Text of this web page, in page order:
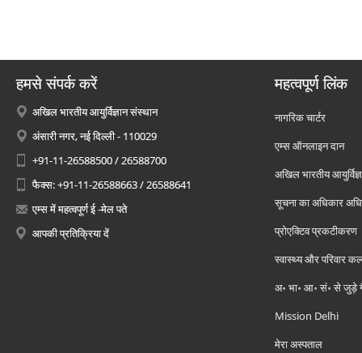
हमसे संपर्क करें
अखिल भारतीय आयुर्विज्ञान संस्थान
अंसारी नगर, नई दिल्ली - 110029
+91-11-26588500 / 26588700
फैक्स: +91-11-26588663 / 26588641
एम्स में महत्वपूर्ण ई -मेल पते
आपकी प्रतिक्रिया दें
महत्वपूर्ण लिंक
नागरिक चार्टर
एम्स ऑनलाइन दान
अखिल भारतीय
सूचना का अधिकार
प्रोएक्टिव प्रकटीकरण
स्वास्थ्य और परिवार
अ॰ भा॰ आ॰ सं॰ से जुड़े
Mission Delhi
मेरा अस्पताल